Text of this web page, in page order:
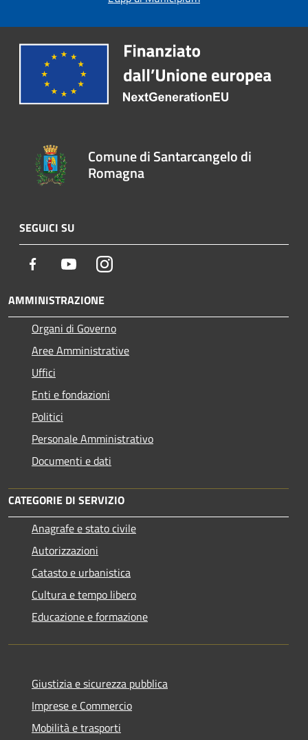
Comune di Santarcangelo di
Romagna
SEGUICI SU
Facebook YoutubeInstagram
AMMINISTRAZIONE
Organi di Governo
Aree Amministrative
Uffici
Enti e fondazioni
Politici
Personale Amministrativo
Documenti e dati
CATEGORIE DI SERVIZIO
Anagrafe e stato civile
Autorizzazioni
Catasto e urbanistica
Cultura e tempo libero
Educazione e formazione
Giustizia e sicurezza pubblica
Imprese e Commercio
Mobilità e trasporti